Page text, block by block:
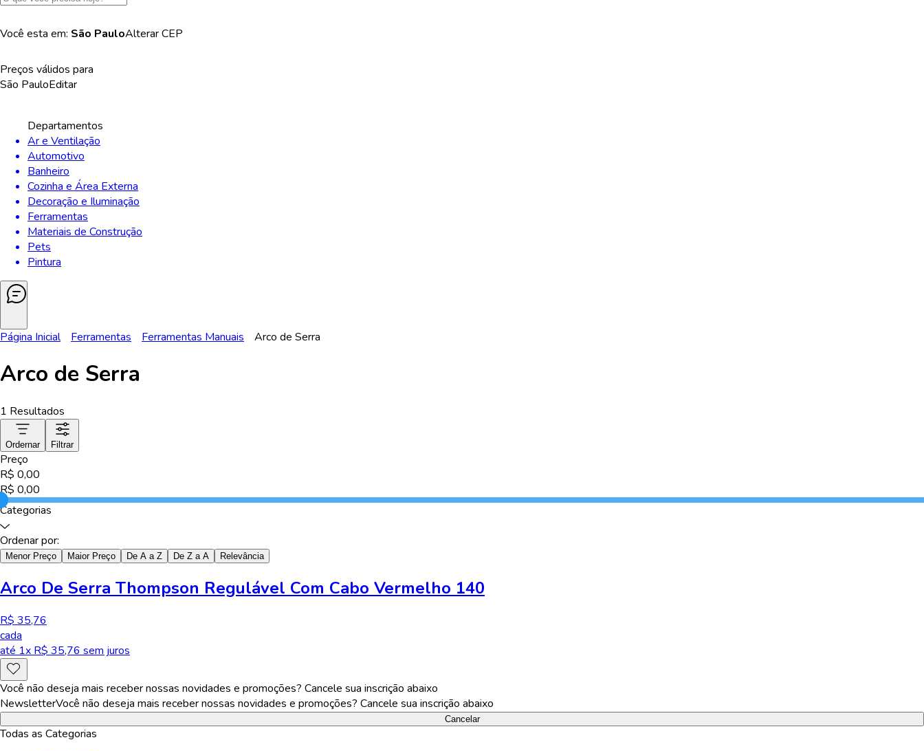
Você esta em: São PauloAlterarCEP
Preços válidos para
São PauloEditar
Departamentos
Ar e Ventilação
Automotivo
Banheiro
Cozinha e Área Externa
Decoração e Iluminação
Ferramentas
Materiais de Construção
Pets
Pintura
Página Inicial Ferramentas Ferramentas Manuais Arco de Serra
Arco de Serra
1 Resultados
Ordernar Filtrar
Preço
R$ 0,00
R$ 0,00
Categorias
Ordenar por:
Menor Preço Maior Preço De A a Z De Z a A Relevância
Arco De Serra Thompson Regulável Com Cabo Vermelho 140
R$ 35,76
cada
até 1x R$ 35,76 sem juros
Você não deseja mais receber nossas novidades e promoções? Cancele sua inscrição abaixo
NewsletterVocê não deseja mais receber nossas novidades e promoções? Cancele sua inscrição abaixo
Cancelar
Todas as Categorias